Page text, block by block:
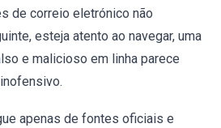
de correio eletrónico não
esteja atento ao navegar, uma
e malicioso em linha parece
apenas de fontes oficiais e